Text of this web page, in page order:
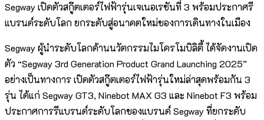
Segway เปิดตัวสกู๊ตเตอร์ไฟฟ้ารุ่นเจเนอเรชันที่ 3 พร้อมประกาศรี
แบรนด์ระดับโลก ยกระดับสู่อนาคตใหม่ของการเดินทางในเมือง
Segway ผู้นำระดับโลกด้านนวัตกรรมไมโครโมบิลิตี้ ได้จัดงานเปิด
ตัว “Segway 3rd Generation Product Grand Launching 2025”
อย่างเป็นทางการ เปิดตัวสกู๊ตเตอร์ไฟฟ้ารุ่นใหม่ล่าสุดพร้อมกัน 3
รุ่น ได้แก่ Segway GT3, Ninebot MAX G3 และ Ninebot F3 พร้อม
ประกาศการรีแบรนด์ระดับโลกของแบรนด์ Segway ที่ยกระดับ